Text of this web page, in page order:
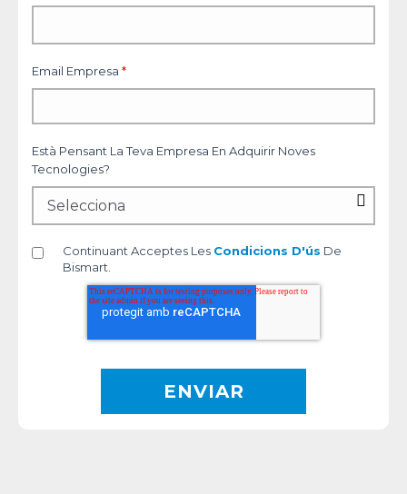
Email Empresa *
Està Pensant La Teva Empresa En Adquirir Noves
Tecnologies?
Continuant Acceptes Les Condicions D'ús De
Bismart.